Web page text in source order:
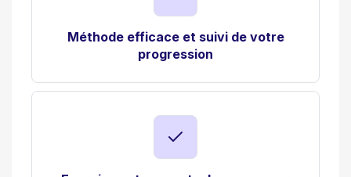
Méthode efficace et suivi de votre
progression